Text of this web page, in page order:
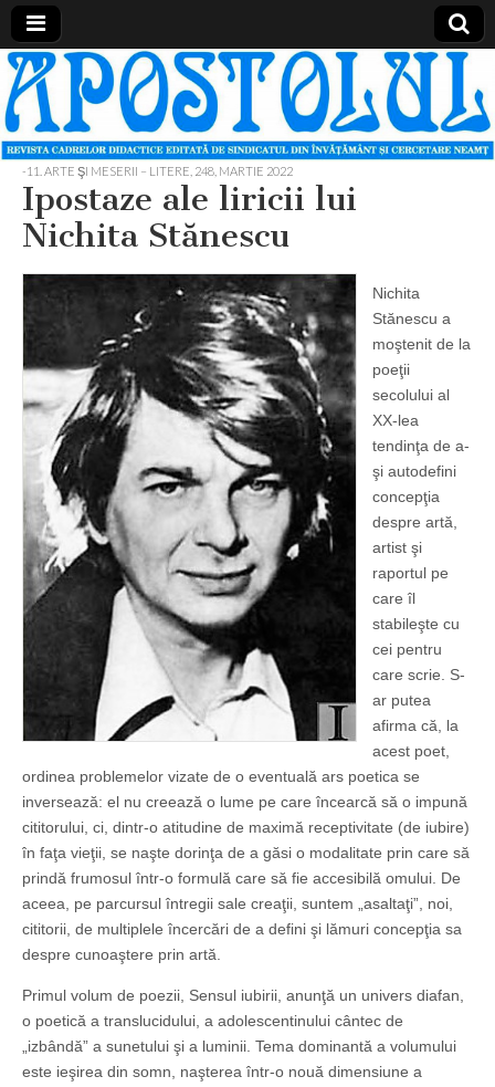
Apostolul
Revista
cadrelor
didactice
din
judetul
Neamt
-11. ARTE ŞI MESERII – LITERE 248, MARTIE 2022
Ipostaze ale liricii lui
Nichita Stănescu
Nichita
Stănescu a
moştenit de la
poeţii
secolului al
XX-lea
tendinţa de a-
şi autodefini
concepţia
despre artă,
artist şi
raportul pe
care îl
stabileşte cu
cei pentru
care scrie. S-
ar putea
afirma că, la
acest poet,
ordinea problemelor vizate de o eventuală ars poetica se
inversează: el nu creează o lume pe care încearcă să o impună
cititorului, ci, dintr-o atitudine de maximă receptivitate (de iubire)
în faţa vieţii, se naşte dorinţa de a găsi o modalitate prin care să
prindă frumosul într-o formulă care să fie accesibilă omului. De
aceea, pe parcursul întregii sale creaţii, suntem „asaltaţi”, noi,
cititorii, de multiplele încercări de a defini şi lămuri concepţia sa
despre cunoaştere prin artă.
Primul volum de poezii, Sensul iubirii, anunţă un univers diafan,
o poetică a translucidului, a adolescentinului cântec de
„izbândă” a sunetului şi a luminii. Tema dominantă a volumului
este ieşirea din somn, naşterea într-o nouă dimensiune a